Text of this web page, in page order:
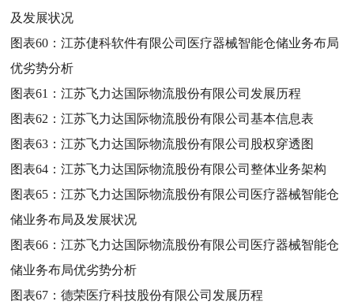
及发展状况
图表60：江苏倢科软件有限公司医疗器械智能仓储业务布局
优劣势分析
图表61：江苏飞力达国际物流股份有限公司发展历程
图表62：江苏飞力达国际物流股份有限公司基本信息表
图表63：江苏飞力达国际物流股份有限公司股权穿透图
图表64：江苏飞力达国际物流股份有限公司整体业务架构
图表65：江苏飞力达国际物流股份有限公司医疗器械智能仓
储业务布局及发展状况
图表66：江苏飞力达国际物流股份有限公司医疗器械智能仓
储业务布局优劣势分析
图表67：德荣医疗科技股份有限公司发展历程